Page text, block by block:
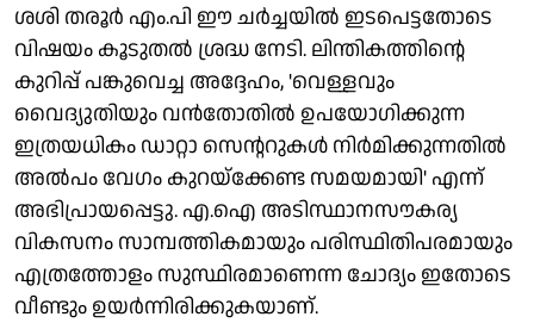
ശശി തരൂര്‍ എം.പി ഈ ചര്‍ച്ചയില്‍ ഇടപെട്ടതോടെ
വിഷയം കൂടുതല്‍ ശ്രദ്ധ നേടി. ലിന്തികത്തിന്റെ
കുറിപ്പ് പങ്കുവെച്ച അദ്ദേഹം, 'വെള്ളവും
വൈദ്യുതിയും വന്‍തോതില്‍ ഉപയോഗിക്കുന്ന
ഇത്രയധികം ഡാറ്റാ സെന്ററുകള്‍ നിര്‍മിക്കുന്നതില്‍
അല്‍പം വേഗം കുറയ്‌ക്കേണ്ട സമയമായി' എന്ന്
അഭിപ്രായപ്പെട്ടു. എ.ഐ അടിസ്ഥാനസൗകര്യ
വികസനം സാമ്പത്തികമായും പരിസ്ഥിതിപരമായും
എത്രത്തോളം സുസ്ഥിരമാണെന്ന ചോദ്യം ഇതോടെ
വീണ്ടും ഉയര്‍ന്നിരിക്കുകയാണ്.